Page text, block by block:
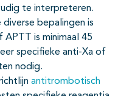
te interpreteren.
bepalingen is
APTT is minimaal 45
specifieke anti-Xa of
nodig.
antitrombotisch